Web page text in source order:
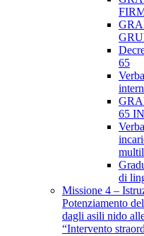
65
65
di
Missione 4 –
Potenziamento
dagli asili nido
“Intervento